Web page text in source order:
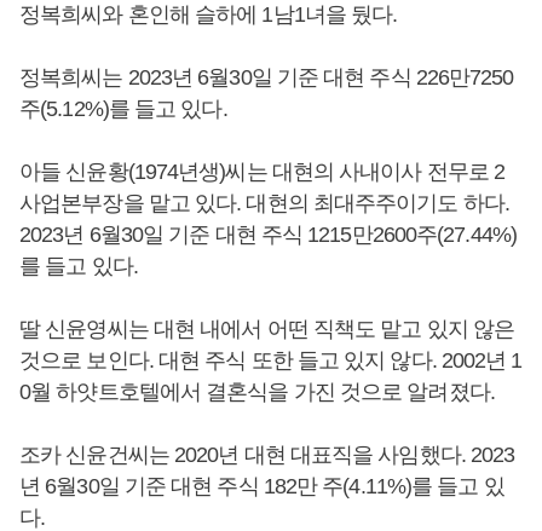
정복희씨와 혼인해 슬하에 1남1녀을 뒀다.
정복희씨는 2023년 6월30일 기준 대현 주식 226만7250
주(5.12%)를 들고 있다.
아들 신윤황(1974년생)씨는 대현의 사내이사 전무로 2
사업본부장을 맡고 있다. 대현의 최대주주이기도 하다.
2023년 6월30일 기준 대현 주식 1215만2600주(27.44%)
를 들고 있다.
딸 신윤영씨는 대현 내에서 어떤 직책도 맡고 있지 않은
것으로 보인다. 대현 주식 또한 들고 있지 않다. 2002년 1
0월 하얏트호텔에서 결혼식을 가진 것으로 알려졌다.
조카 신윤건씨는 2020년 대현 대표직을 사임했다. 2023
년 6월30일 기준 대현 주식 182만 주(4.11%)를 들고 있
다.